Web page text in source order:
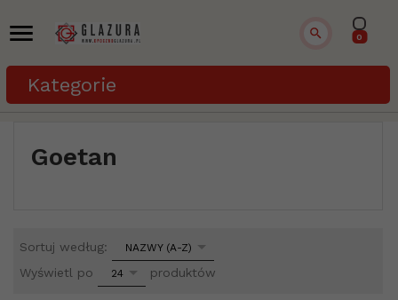
Kategorie
0
Goetan
Sortuj według: sortNAZWY (A-Z)
Wyświetl po pop
24 produktów